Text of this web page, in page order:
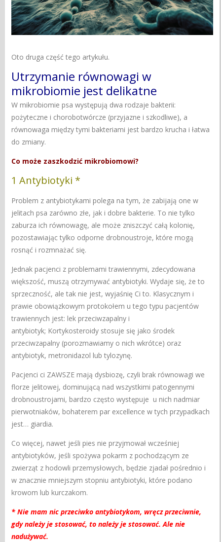
Oto druga część tego artykułu.
Utrzymanie równowagi w
mikrobiomie jest delikatne
W mikrobiomie psa występują dwa rodzaje bakterii:
pożyteczne i chorobotwórcze (przyjazne i szkodliwe), a
równowaga między tymi bakteriami jest bardzo krucha i łatwa
do zmiany.
Co może zaszkodzić mikrobiomowi?
1 Antybiotyki *
Problem z antybiotykami polega na tym, że zabijają one w
jelitach psa zarówno złe, jak i dobre bakterie. To nie tylko
zaburza ich równowagę, ale może zniszczyć całą kolonię,
pozostawiając tylko odporne drobnoustroje, które mogą
rosnąć i rozmnażać się.
Jednak pacjenci z problemami trawiennymi, zdecydowana
większość, muszą otrzymywać antybiotyki. Wydaje się, że to
sprzeczność, ale tak nie jest, wyjaśnię Ci to. Klasycznym i
prawie obowiązkowym protokołem u tego typu pacjentów
trawiennych jest: lek przeciwzapalny i
antybiotyk; Kortykosteroidy stosuje się jako środek
przeciwzapalny (porozmawiamy o nich wkrótce) oraz
antybiotyk, metronidazol lub tylozynę.
Pacjenci ci ZAWSZE mają dysbiozę, czyli brak równowagi we
florze jelitowej, dominującą nad wszystkimi patogennymi
drobnoustrojami, bardzo często występuje u nich nadmiar
pierwotniaków, bohaterem par excellence w tych przypadkach
jest… giardia.
Co więcej, nawet jeśli pies nie przyjmował wcześniej
antybiotyków, jeśli spożywa pokarm z pochodzącym ze
zwierząt z hodowli przemysłowych, będzie zjadał pośrednio i
w znacznie mniejszym stopniu antybiotyki, które podano
krowom lub kurczakom.
* Nie mam nic przeciwko antybiotykom, wręcz przeciwnie,
gdy należy je stosować, to należy je stosować. Ale nie
nadużywać.